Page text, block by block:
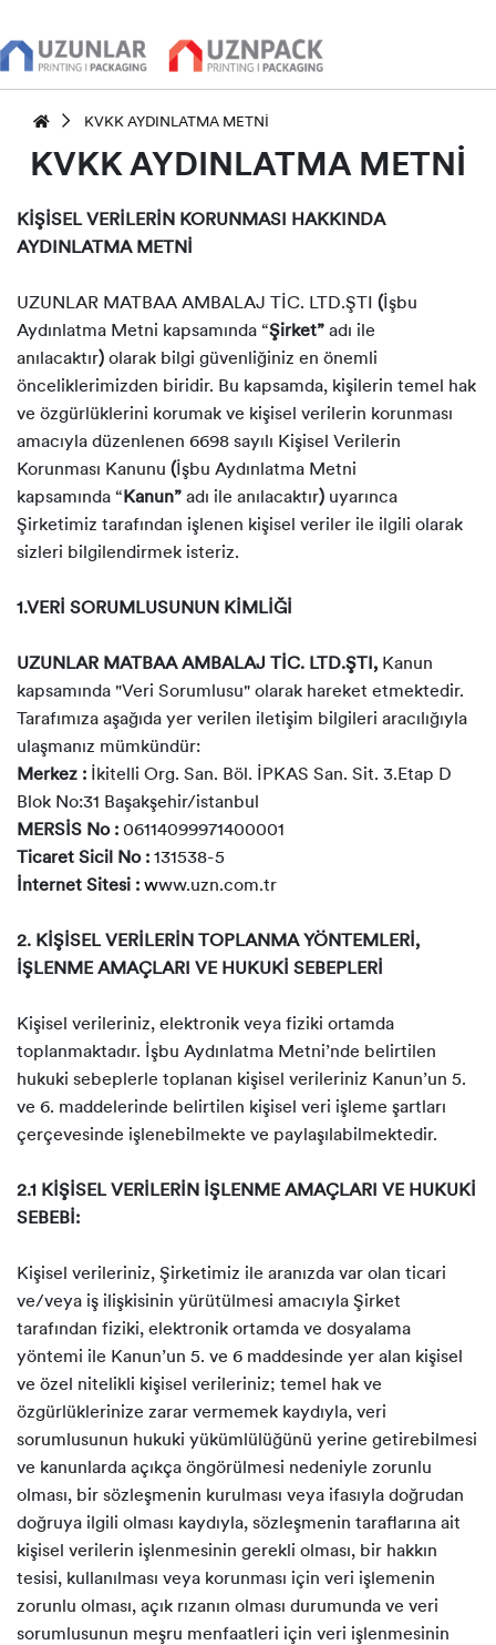
KVKK AYDINLATMA METNİ
KVKK AYDINLATMA METNİ
KİŞİSEL VERİLERİN KORUNMASI HAKKINDA
AYDINLATMA METNİ
UZUNLAR MATBAA AMBALAJ TİC. LTD.ŞTI ( İşbu
Aydınlatma Metni kapsamında “Şirket” adı ile
anılacaktır) olarak bilgi güvenliğiniz en önemli
önceliklerimizden biridir. Bu kapsamda, kişilerin temel hak
ve özgürlüklerini korumak ve kişisel verilerin korunması
amacıyla düzenlenen 6698 sayılı Kişisel Verilerin
Korunması Kanunu ( İşbu Aydınlatma Metni
kapsamında “ Kanun” adı ile anılacaktır) uyarınca
Şirketimiz tarafından işlenen kişisel veriler ile ilgili olarak
sizleri bilgilendirmek isteriz.
1.VERİ SORUMLUSUNUN KİMLİĞİ
UZUNLAR MATBAA AMBALAJ TİC. LTD.ŞTI, Kanun
kapsamında "Veri Sorumlusu" olarak hareket etmektedir.
Tarafımıza aşağıda yer verilen iletişim bilgileri aracılığıyla
ulaşmanız mümkündür:
Merkez : İkitelli Org. San. Böl. İPKAS San. Sit. 3.Etap D
Blok No:31 Başakşehir/istanbul
MERSİS No : 06114099971400001
Ticaret Sicil No : 131538-5
İnternet Sitesi : www.uzn.com.tr
2. KİŞİSEL VERİLERİN TOPLANMA YÖNTEMLERİ,
İŞLENME AMAÇLARI VE HUKUKİ SEBEPLERİ
Kişisel verileriniz, elektronik veya fiziki ortamda
toplanmaktadır. İşbu Aydınlatma Metni’nde belirtilen
hukuki sebeplerle toplanan kişisel verileriniz Kanun’un 5.
ve 6. maddelerinde belirtilen kişisel veri işleme şartları
çerçevesinde işlenebilmekte ve paylaşılabilmektedir.
2.1 KİŞİSEL VERİLERİN İŞLENME AMAÇLARI VE HUKUKİ
SEBEBİ:
Kişisel verileriniz, Şirketimiz ile aranızda var olan ticari
ve/veya iş ilişkisinin yürütülmesi amacıyla Şirket
tarafından fiziki, elektronik ortamda ve dosyalama
yöntemi ile Kanun’un 5. ve 6 maddesinde yer alan kişisel
ve özel nitelikli kişisel verileriniz; temel hak ve
özgürlüklerinize zarar vermemek kaydıyla, veri
sorumlusunun hukuki yükümlülüğünü yerine getirebilmesi
ve kanunlarda açıkça öngörülmesi nedeniyle zorunlu
olması, bir sözleşmenin kurulması veya ifasıyla doğrudan
doğruya ilgili olması kaydıyla, sözleşmenin taraflarına ait
kişisel verilerin işlenmesinin gerekli olması, bir hakkın
tesisi, kullanılması veya korunması için veri işlemenin
zorunlu olması, açık rızanın olması durumunda ve veri
sorumlusunun meşru menfaatleri için veri işlenmesinin